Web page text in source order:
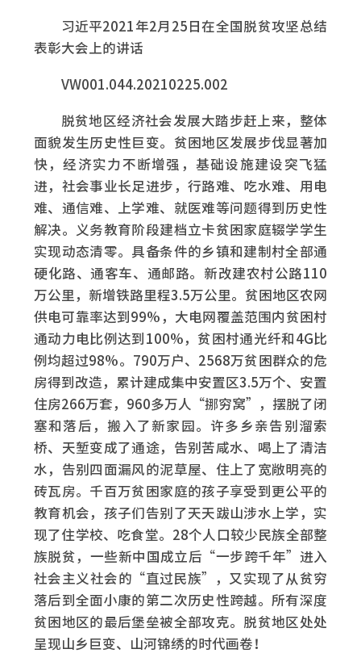
习近平2021年2月25日在全国脱贫攻坚总结
表彰大会上的讲话
VW001.044.20210225.002
脱贫地区经济社会发展大踏步赶上来，整体
面貌发生历史性巨变。贫困地区发展步伐显著加
快，经济实力不断增强，基础设施建设突飞猛
进，社会事业长足进步，行路难、吃水难、用电
难、通信难、上学难、就医难等问题得到历史性
解决。义务教育阶段建档立卡贫困家庭辍学学生
实现动态清零。具备条件的乡镇和建制村全部通
硬化路、通客车、通邮路。新改建农村公路110
万公里，新增铁路里程3.5万公里。贫困地区农网
供电可靠率达到99%，大电网覆盖范围内贫困村
通动力电比例达到100%，贫困村通光纤和4G比
例均超过98%。790万户、2568万贫困群众的危
房得到改造，累计建成集中安置区3.5万个、安置
住房266万套，960多万人“挪穷窝”，摆脱了闭
塞和落后，搬入了新家园。许多乡亲告别溜索
桥、天堑变成了通途，告别苦咸水、喝上了清洁
水，告别四面漏风的泥草屋、住上了宽敞明亮的
砖瓦房。千百万贫困家庭的孩子享受到更公平的
教育机会，孩子们告别了天天跋山涉水上学，实
现了住学校、吃食堂。28个人口较少民族全部整
族脱贫，一些新中国成立后“一步跨千年”进入
社会主义社会的“直过民族”，又实现了从贫穷
落后到全面小康的第二次历史性跨越。所有深度
贫困地区的最后堡垒被全部攻克。脱贫地区处处
呈现山乡巨变、山河锦绣的时代画卷！